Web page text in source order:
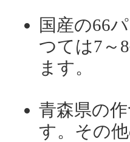
国産の66
つては7～
ます。
青森県の
す。その